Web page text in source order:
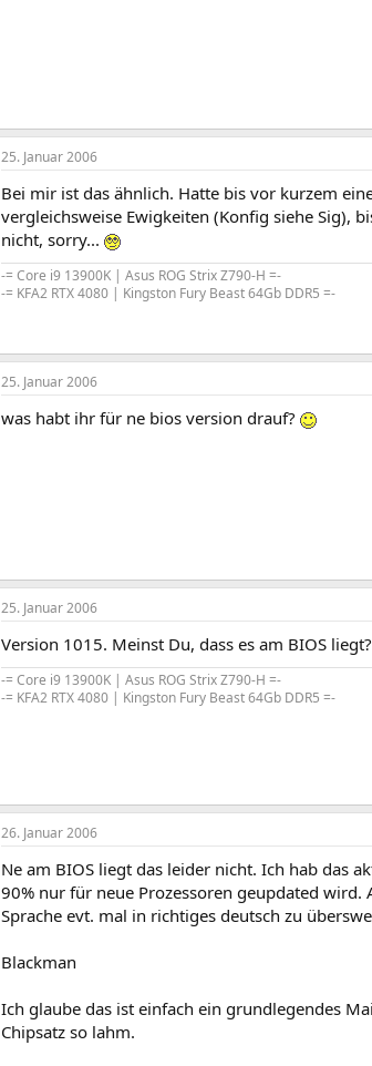
25. Januar 2006
Bei mir ist das ähnlich. Hatte bis vor kurzem
vergleichsweise Ewigkeiten (Konfig siehe Sig),
nicht, sorry...
-= Core i9 13900K | Asus ROG Strix Z790-H =-
-= KFA2 RTX 4080 | Kingston Fury Beast 64Gb DDR5 =-
25. Januar 2006
was habt ihr für ne bios version drauf?
25. Januar 2006
Version 1015. Meinst Du, dass es am BIOS
-= Core i9 13900K | Asus ROG Strix Z790-H =-
-= KFA2 RTX 4080 | Kingston Fury Beast 64Gb DDR5 =-
26. Januar 2006
Ne am BIOS liegt das leider nicht. Ich hab das
90% nur für neue Prozessoren geupdated
Sprache evt. mal in richtiges deutsch zu
Blackman
Ich glaube das ist einfach ein grundlegendes
Chipsatz so lahm.